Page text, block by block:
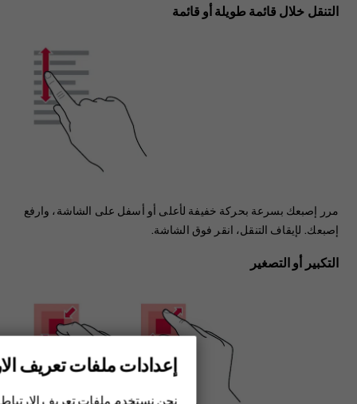
الهواتف الذكية
التنقل خلال قائمة طويلة أو قائمة
مرر إصبعك بسرعة بحركة خفيفة لأعلى أو أسفل على الشاشة، وارفع
إصبعك. لإيقاف التنقل، انقر فوق الشاشة.
التكبير أو التصغير
إعدادات ملفات تعريف
نحن نستخدم ملفات تعريف